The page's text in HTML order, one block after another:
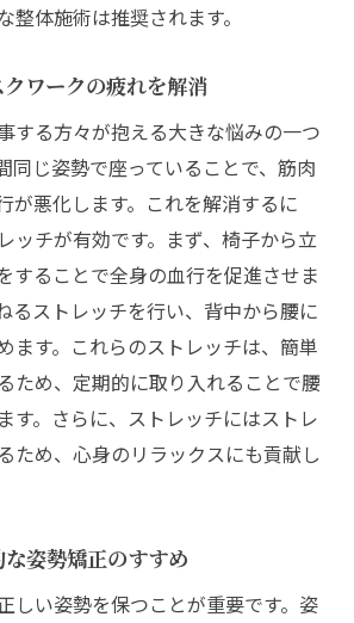
整体施術は推奨されます。
ワークの疲れを解消
する方々が抱える大きな悩みの一つ
同じ姿勢で座っていることで、筋肉
が悪化します。これを解消するに
ッチが有効です。まず、椅子から立
することで全身の血行を促進させま
るストレッチを行い、背中から腰に
ます。これらのストレッチは、簡単
ため、定期的に取り入れることで腰
す。さらに、ストレッチにはストレ
ため、心身のリラックスにも貢献し
姿勢矯正のすすめ
しい姿勢を保つことが重要です。姿